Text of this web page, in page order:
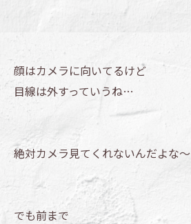
顔はカメラに向いてるけど
目線は外すっていうね…
絶対カメラ見てくれないんだよな～
でも前まで